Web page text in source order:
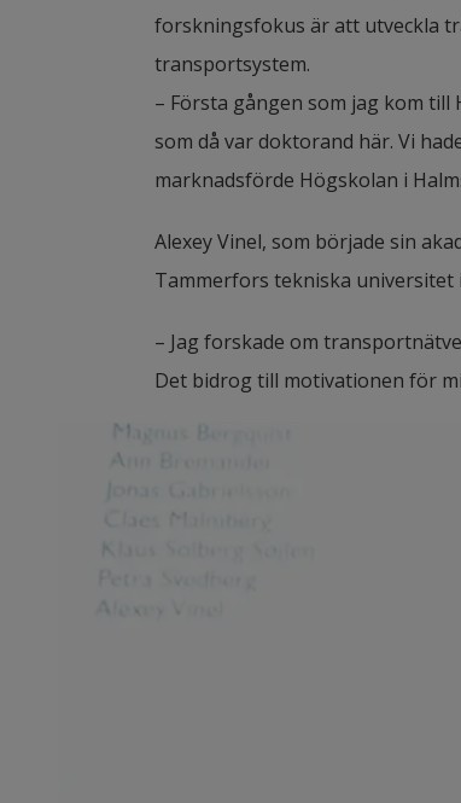
forskningsfokus är att utveckla
transportsystem.
– Första gången som jag kom till
som då var doktorand här. Vi
marknadsförde Högskolan i
Alexey Vinel, som började sin
Tammerfors tekniska universitet
– Jag forskade om
Det bidrog till motivationen för